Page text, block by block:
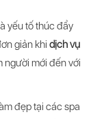
yếu tố thúc đẩy
giản khi dịch vụ
người mới đến với
đẹp tại các spa